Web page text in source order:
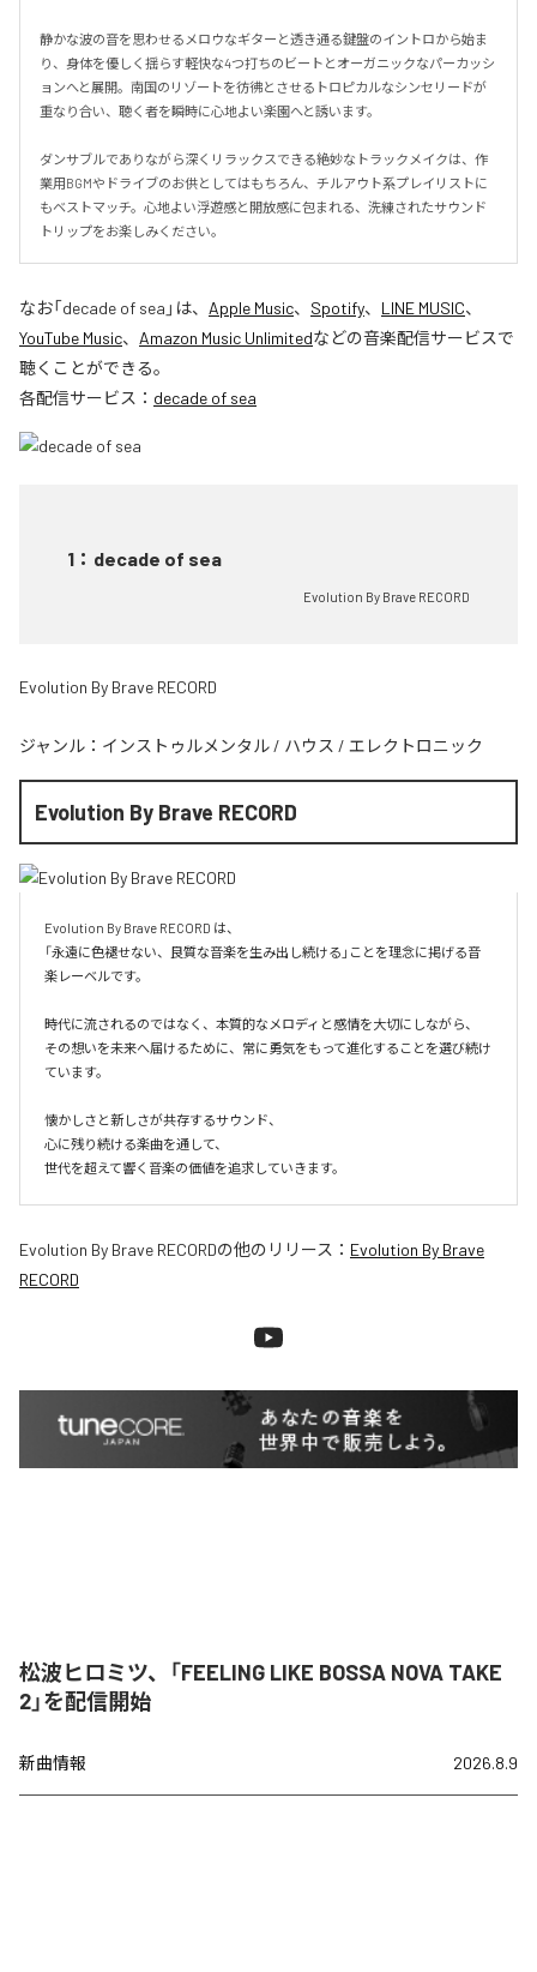
静かな波の音を思わせるメロウなギターと透き通る鍵盤のイントロから始ま
り、身体を優しく揺らす軽快な4つ打ちのビートとオーガニックなパーカッシ
ョンへと展開。南国のリゾートを彷彿とさせるトロピカルなシンセリードが
重なり合い、聴く者を瞬時に心地よい楽園へと誘います。
ダンサブルでありながら深くリラックスできる絶妙なトラックメイクは、作
業用BGMやドライブのお供としてはもちろん、チルアウト系プレイリストに
もベストマッチ。心地よい浮遊感と開放感に包まれる、洗練されたサウンド
トリップをお楽しみください。
なお「decade of sea 」は、 Apple Music、 Spotify、 LINE MUSIC、
YouTube Music、 Amazon Music Unlimitedなどの音楽配信サービスで
聴くことができる。
各配信サービス： decade of sea
1 ： decade of sea
Evolution By Brave RECORD
Evolution By Brave RECORD
ジャンル： インストゥルメンタル / ハウス / エレクトロニック
Evolution By Brave RECORD
Evolution By Brave RECORD は、
「永遠に色褪せない、良質な音楽を生み出し続ける」ことを理念に掲げる音
楽レーベルです。
時代に流されるのではなく、本質的なメロディと感情を大切にしながら、
その想いを未来へ届けるために、常に勇気をもって進化することを選び続け
ています。
懐かしさと新しさが共存するサウンド、
心に残り続ける楽曲を通して、
世代を超えて響く音楽の価値を追求していきます。
Evolution By Brave RECORDの他のリリース： Evolution By Brave
RECORD
松波ヒロミツ、「FEELING LIKE BOSSA NOVA TAKE
2」を配信開始
新曲情報 2026.8.9